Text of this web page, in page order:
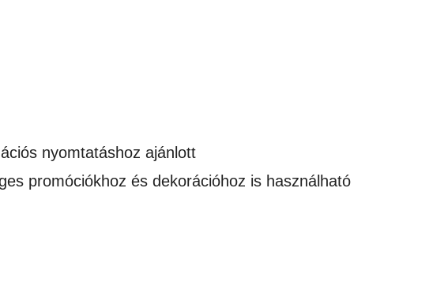
nyomtatáshoz ajánlott
promóciókhoz és dekorációhoz is használható